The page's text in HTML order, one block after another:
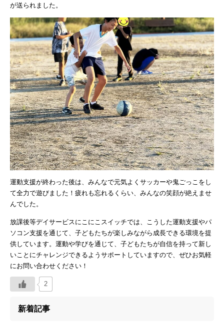
が送られました。
運動支援が終わった後は、みんなで元気よくサッカーや鬼ごっこをし
て全力で遊びました！疲れも忘れるくらい、みんなの笑顔が絶えませ
んでした。
放課後等デイサービスにこにこスイッチでは、こうした運動支援やパ
ソコン支援を通じて、子どもたちが楽しみながら成長できる環境を提
供しています。運動や学びを通じて、子どもたちが自信を持って新し
いことにチャレンジできるようサポートしていますので、ぜひお気軽
にお問い合わせください！
2
新着記事